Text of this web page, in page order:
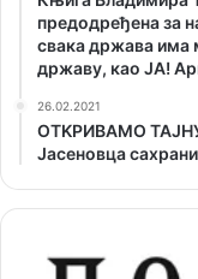
предодређена за
свака држава има
државу, као ЈА!
26.02.2021
ОТKРИВАМО
Јасеновца